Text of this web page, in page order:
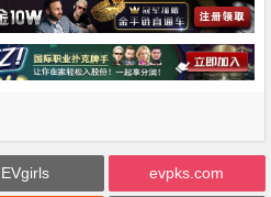
EVgirls evpks.com